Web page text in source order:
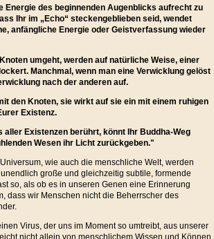
Energie des beginnenden Augenblicks aufrecht zu
Ihr im „Echo“ steckengeblieben seid, wendet
anfängliche Energie oder Geistverfassung wieder
umgeht, werden auf natürliche Weise, einer
Manchmal, wenn man eine Verwicklung gelöst
nach der anderen auf.
den Knoten, sie wirkt auf sie ein mit einem ruhigen
Existenz.
aller Existenzen berührt, könnt Ihr Buddha-Weg
Wesen ihr Licht zurückgeben."
wie auch die menschliche Welt, werden
große und gleichzeitig subtile, formende
so, als ob es in unseren Genen eine Erinnerung
dass wir Menschen nicht die Beherrscher des
Virus, der uns im Moment so umtreibt, aus unserer
nicht allein von menschlichem Wissen und Können